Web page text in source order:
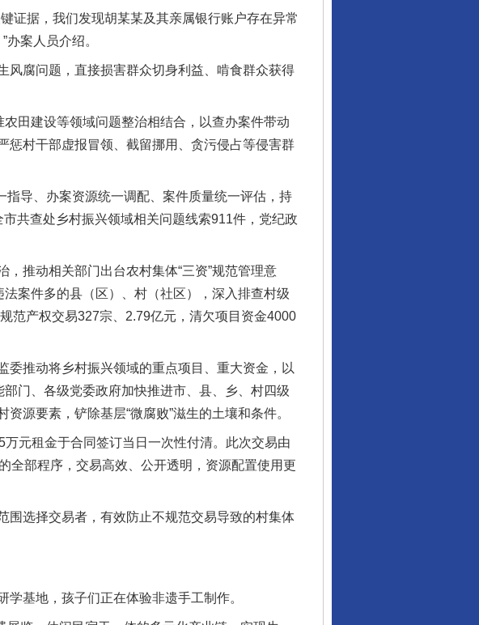
据，我们发现胡某某及其亲属银行账户存在异常
案人员介绍。
腐问题，直接损害群众切身利益、啃食群众获得
田建设等领域问题整治相结合，以查办案件带动
惩村干部虚报冒领、截留挪用、贪污侵占等侵害群
导、办案资源统一调配、案件质量统一评估，持
共查处乡村振兴领域相关问题线索911件，党纪政
推动相关部门出台农村集体“三资”规范管理意
案件多的县（区）、村（社区），深入排查村级
范产权交易327宗、2.79亿元，清欠项目资金4000
推动将乡村振兴领域的重点项目、重大资金，以
门、各级党委政府加快推进市、县、乡、村四级
源要素，铲除基层“微腐败”滋生的土壤和条件。
元租金于合同签订当日一次性付清。此次交易由
全部程序，交易高效、公开透明，资源配置使用更
选择交易者，有效防止不规范交易导致的村集体
基地，孩子们正在体验非遗手工制作。